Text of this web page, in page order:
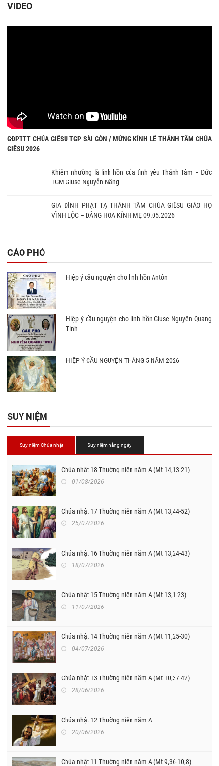
VIDEO
GĐPTTT CHÚA GIÊSU TGP SÀI GÒN / MỪNG KÍNH LỄ THÁNH TÂM CHÚA
GIÊSU 2026
Khiêm nhường là linh hồn của tình yêu Thánh Tâm – Đức
TGM Giuse Nguyễn Năng
GIA ĐÌNH PHẠT TẠ THÁNH TÂM CHÚA GIÊSU GIÁO HỌ
VĨNH LỘC – DÂNG HOA KÍNH MẸ 09.05.2026
CÁO PHÓ
Hiệp ý cầu nguyện cho linh hồn Antôn
Hiệp ý cầu nguyện cho linh hồn Giuse Nguyễn Quang
Tinh
HIỆP Ý CẦU NGUYỆN THÁNG 5 NĂM 2026
SUY NIỆM
Suy niệm Chúa nhật Suy niệm hằng ngày
Chúa nhật 18 Thường niên năm A (Mt 14,13-21)
01/08/2026
Chúa nhật 17 Thường niên năm A (Mt 13,44-52)
25/07/2026
Chúa nhật 16 Thường niên năm A (Mt 13,24-43)
18/07/2026
Chúa nhật 15 Thường niên năm A (Mt 13,1-23)
11/07/2026
Chúa nhật 14 Thường niên năm A (Mt 11,25-30)
04/07/2026
Chúa nhật 13 Thường niên năm A (Mt 10,37-42)
28/06/2026
Chúa nhật 12 Thường niên năm A
20/06/2026
Chúa nhật 11 Thường niên năm A (Mt 9,36-10,8)